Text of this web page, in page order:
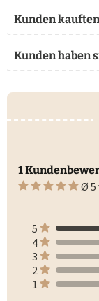
Kunden
Kunden haben
1
Ø 5
5
4
3
2
1